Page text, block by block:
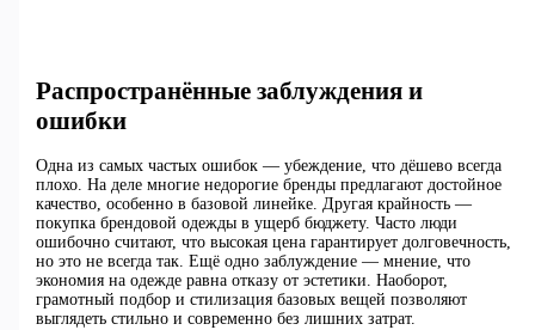
Распространённые заблуждения и
ошибки
Одна из самых частых ошибок — убеждение, что дёшево всегда
плохо. На деле многие недорогие бренды предлагают достойное
качество, особенно в базовой линейке. Другая крайность —
покупка брендовой одежды в ущерб бюджету. Часто люди
ошибочно считают, что высокая цена гарантирует долговечность,
но это не всегда так. Ещё одно заблуждение — мнение, что
экономия на одежде равна отказу от эстетики. Наоборот,
грамотный подбор и стилизация базовых вещей позволяют
выглядеть стильно и современно без лишних затрат.